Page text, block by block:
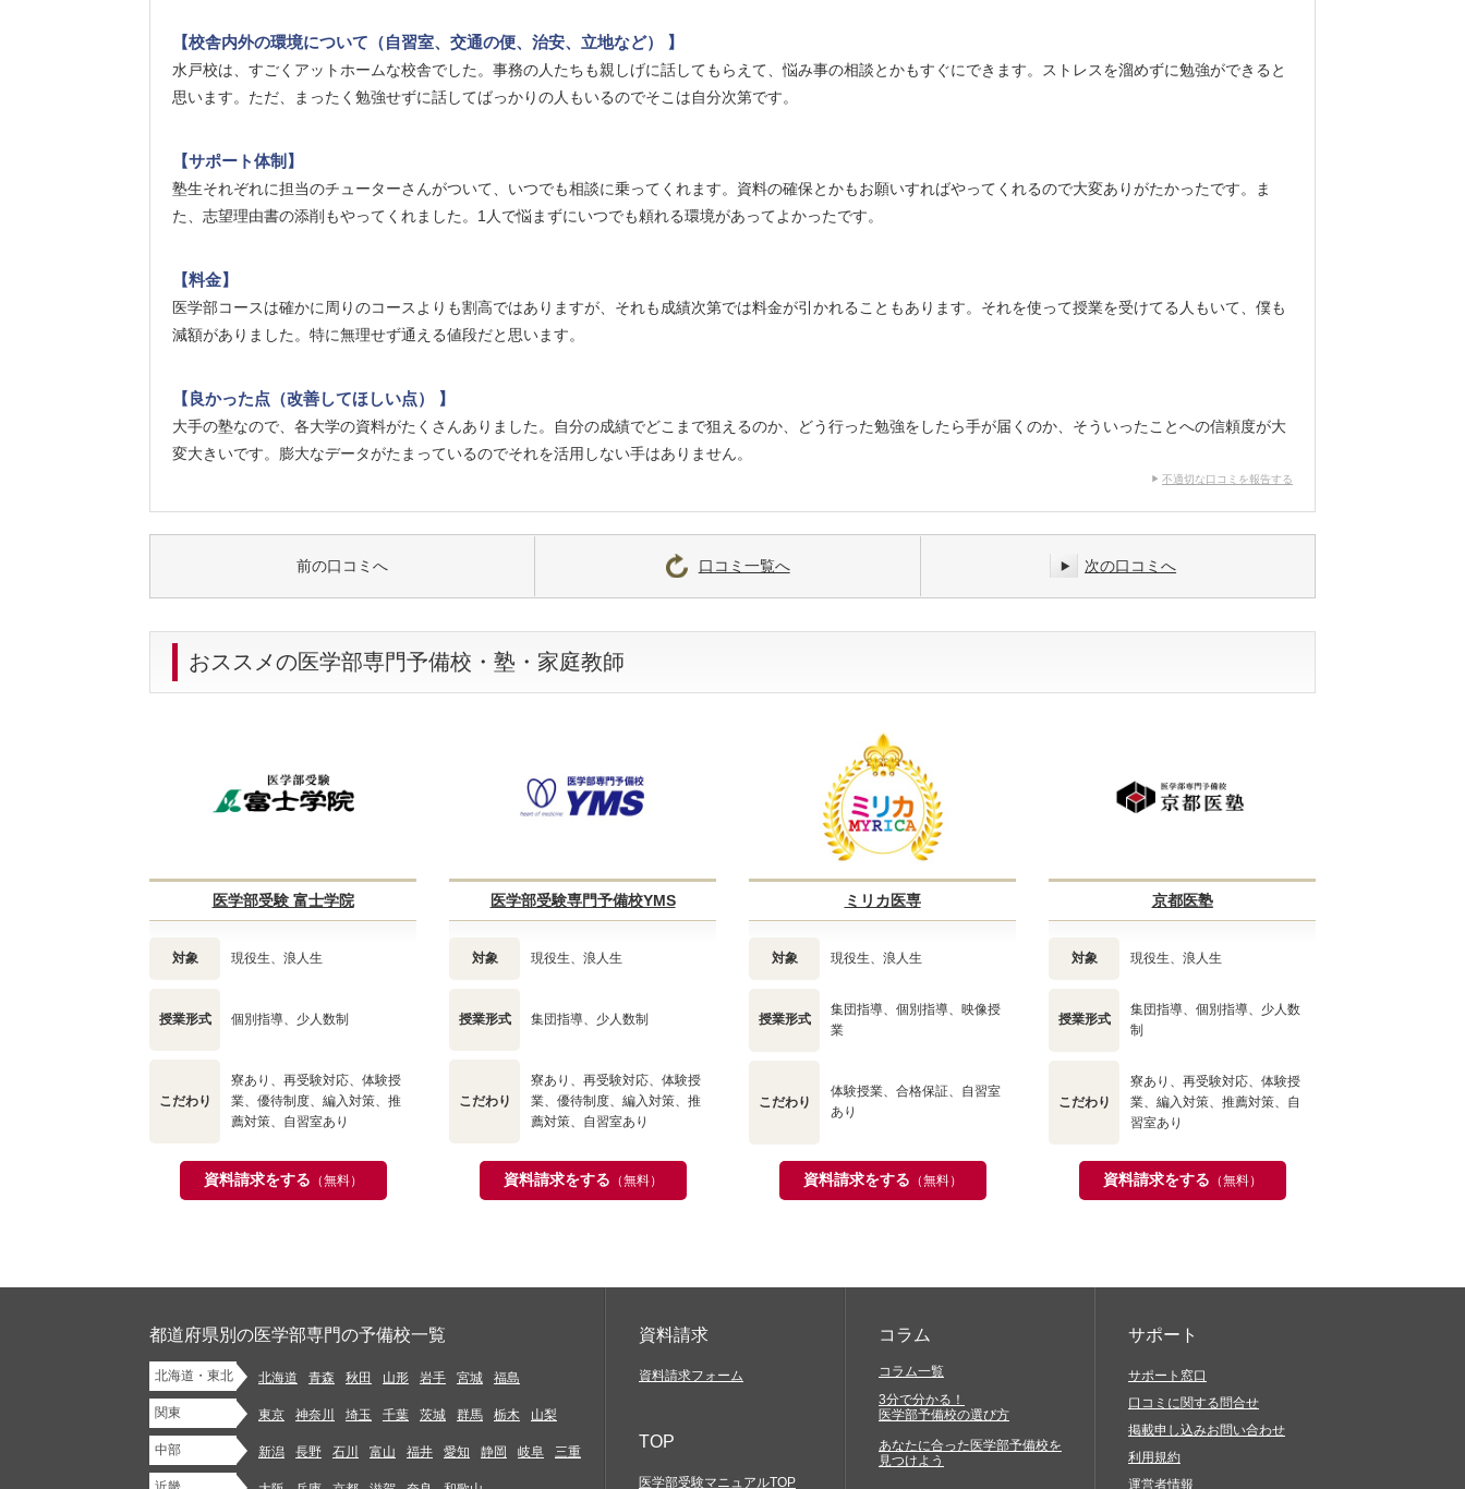
【校舎内外の環境について（自習室、交通の便、治安、立地など） 】
水戸校は、すごくアットホームな校舎でした。事務の人たちも親しげに話してもらえて、悩み事の相談とかもすぐにできます。ストレスを溜めずに勉強ができると
思います。ただ、まったく勉強せずに話してばっかりの人もいるのでそこは自分次第です。
【サポート体制】
塾生それぞれに担当のチューターさんがついて、いつでも相談に乗ってくれます。資料の確保とかもお願いすればやってくれるので大変ありがたかったです。ま
た、志望理由書の添削もやってくれました。1人で悩まずにいつでも頼れる環境があってよかったです。
【料金】
医学部コースは確かに周りのコースよりも割高ではありますが、それも成績次第では料金が引かれることもあります。それを使って授業を受けてる人もいて、僕も
減額がありました。特に無理せず通える値段だと思います。
【良かった点（改善してほしい点） 】
大手の塾なので、各大学の資料がたくさんありました。自分の成績でどこまで狙えるのか、どう行った勉強をしたら手が届くのか、そういったことへの信頼度が大
変大きいです。膨大なデータがたまっているのでそれを活用しない手はありません。
不適切な口コミを報告する
前の口コミへ 口コミ一覧へ 次の口コミへ
おススメの医学部専門予備校・塾・家庭教師
医学部受験 富士学院
対象 現役生、浪人生
授業形式 個別指導、少人数制
こだわり
寮あり、再受験対応、体験授
業、優待制度、編入対策、推
薦対策、自習室あり
資料請求をする （無料）
医学部受験専門予備校YMS
対象 現役生、浪人生
授業形式 集団指導、少人数制
こだわり
寮あり、再受験対応、体験授
業、優待制度、編入対策、推
薦対策、自習室あり
資料請求をする （無料）
ミリカ医専
対象 現役生、浪人生
授業形式
集団指導、個別指導、映像授
業
こだわり
体験授業、合格保証、自習室
あり
資料請求をする （無料）
京都医塾
対象 現役生、浪人生
授業形式
集団指導、個別指導、少人数
制
こだわり
寮あり、再受験対応、体験授
業、編入対策、推薦対策、自
習室あり
資料請求をする （無料）
都道府県別の医学部専門の予備校一覧
北海道・東北 北海道 青森 秋田 山形 岩手 宮城 福島
関東 東京 神奈川 埼玉 千葉 茨城 群馬 栃木 山梨
中部 新潟 長野 石川 富山 福井 愛知 静岡 岐阜 三重
資料請求
資料請求フォーム
TOP
医学部受験マニュアルTOP
コラム
コラム一覧
3分で分かる！
医学部予備校の選び方
あなたに合った医学部予備校を
見つけよう
サポート
サポート窓口
口コミに関する問合せ
掲載申し込みお問い合わせ
利用規約
運営者情報